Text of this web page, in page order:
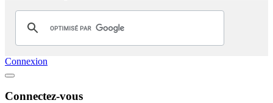
Connexion
Connectez-vous